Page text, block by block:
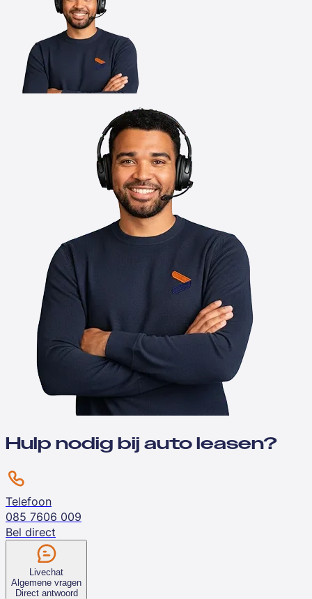
Hulp nodig bij auto leasen?
Telefoon
085 7606 009
Bel direct
Livechat
Algemene vragen
Direct antwoord